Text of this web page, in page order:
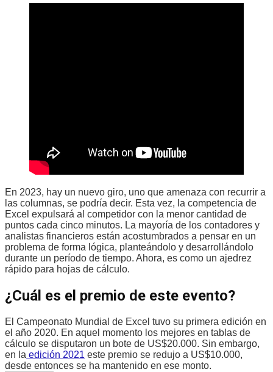
En 2023, hay un nuevo giro, uno que amenaza con recurrir a
las columnas, se podría decir. Esta vez, la competencia de
Excel expulsará al competidor con la menor cantidad de
puntos cada cinco minutos. La mayoría de los contadores y
analistas financieros están acostumbrados a pensar en un
problema de forma lógica, planteándolo y desarrollándolo
durante un período de tiempo. Ahora, es como un ajedrez
rápido para hojas de cálculo.
¿Cuál es el premio de este evento?
El Campeonato Mundial de Excel tuvo su primera edición en
el año 2020. En aquel momento los mejores en tablas de
cálculo se disputaron un bote de US$20.000. Sin embargo,
en la edición 2021 este premio se redujo a US$10.000,
desde entonces se ha mantenido en ese monto.